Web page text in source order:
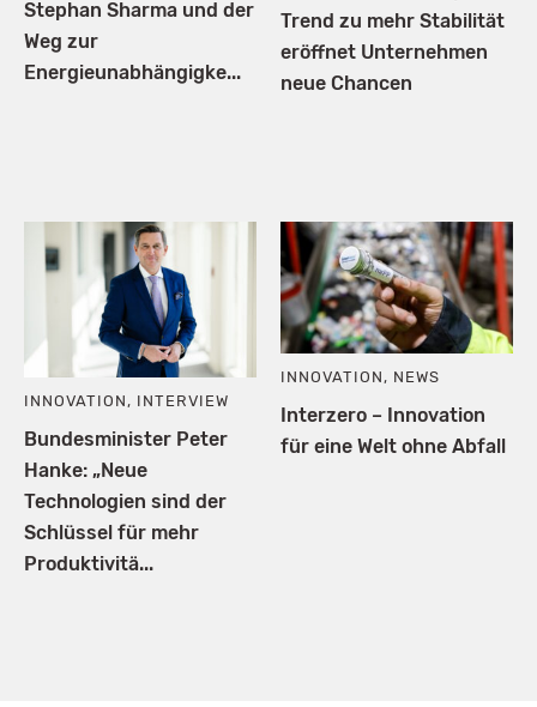
Stephan Sharma und der
Weg zur
Energieunabhängigke...
Trend zu mehr Stabilität
eröffnet Unternehmen
neue Chancen
INNOVATION , INTERVIEW
Bundesminister Peter
Hanke: „Neue
Technologien sind der
Schlüssel für mehr
Produktivitä...
INNOVATION , NEWS
Interzero – Innovation
für eine Welt ohne Abfall